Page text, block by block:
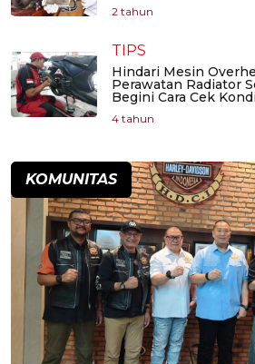
2 tahun
TIPS
Hindari Mesin
Perawatan Radiator
Begini Cara Cek
4 tahun
KOMUNITAS